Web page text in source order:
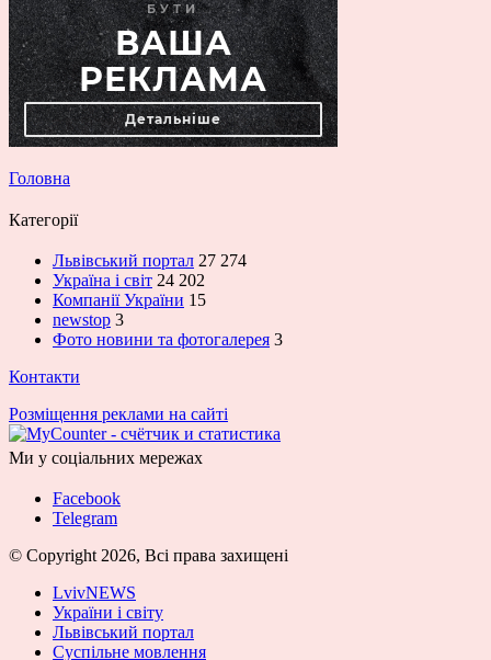
Головна
Категорії
Львівський портал 27 274
Україна і світ 24 202
Компанії України 15
newstop 3
Фото новини та фотогалерея 3
Контакти
Розміщення реклами на сайті
Ми у соціальних мережах
Facebook
Telegram
© Copyright 2026, Всі права захищені
LvivNEWS
України і світу
Львівський портал
Суспільне мовлення